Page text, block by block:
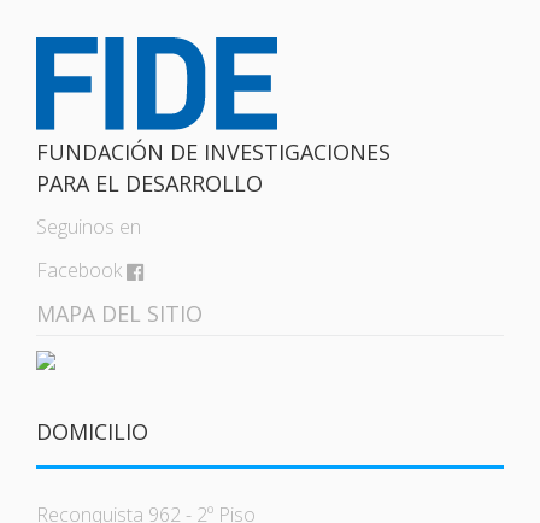
FUNDACIÓN DE INVESTIGACIONES
PARA EL DESARROLLO
Seguinos en
Facebook
MAPA DEL SITIO
DOMICILIO
Reconquista 962 - 2º Piso